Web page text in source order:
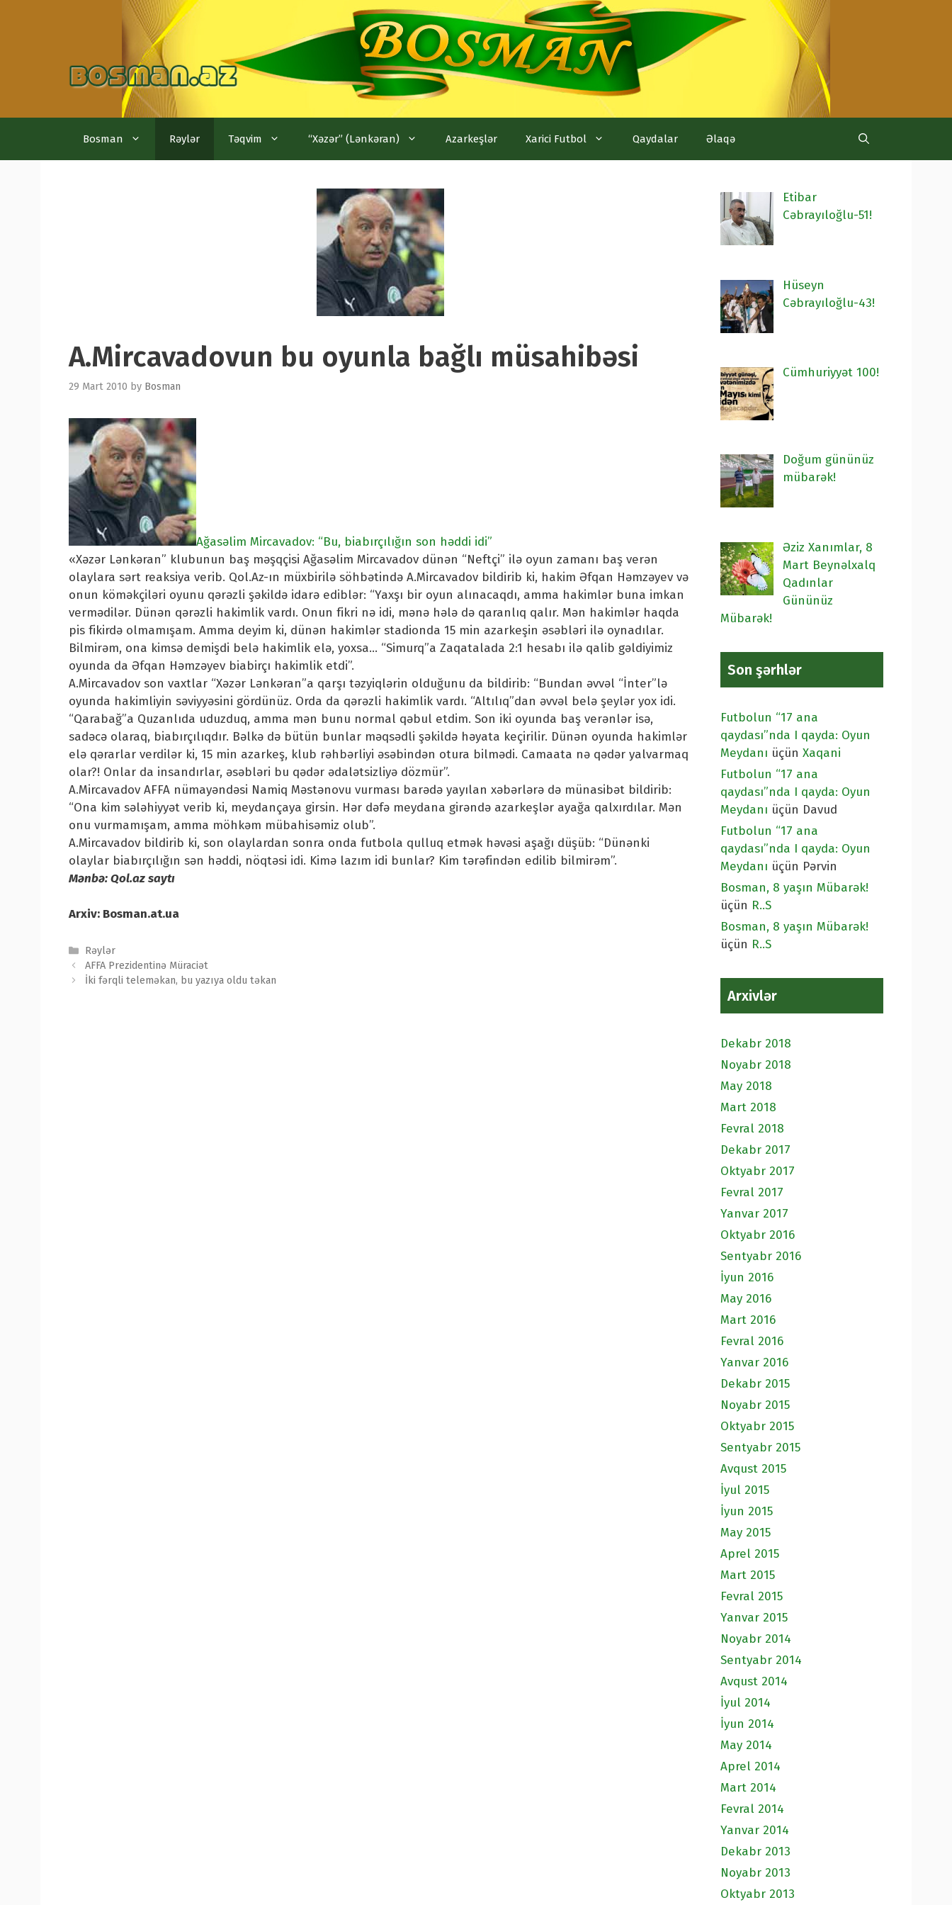
Bosman Rəylər Təqvim “Xəzər” (Lənkəran) Azarkeşlər Xarici Futbol Qaydalar Əlaqə
A.Mircavadovun bu oyunla bağlı müsahibəsi
29 Mart 2010 by Bosman
Ağasəlim Mircavadov: “Bu, biabırçılığın son həddi idi”
«Xəzər Lənkəran” klubunun baş məşqçisi Ağasəlim Mircavadov dünən “Neftçi” ilə oyun zamanı baş verən
olaylara sərt reaksiya verib. Qol.Az-ın müxbirilə söhbətində A.Mircavadov bildirib ki, hakim Əfqan Həmzəyev və
onun köməkçiləri oyunu qərəzli şəkildə idarə ediblər: “Yaxşı bir oyun alınacaqdı, amma hakimlər buna imkan
vermədilər. Dünən qərəzli hakimlik vardı. Onun fikri nə idi, mənə hələ də qaranlıq qalır. Mən hakimlər haqda
pis fikirdə olmamışam. Amma deyim ki, dünən hakimlər stadionda 15 min azarkeşin əsəbləri ilə oynadılar.
Bilmirəm, ona kimsə demişdi belə hakimlik elə, yoxsa… “Simurq”a Zaqatalada 2:1 hesabı ilə qalib gəldiyimiz
oyunda da Əfqan Həmzəyev biabirçı hakimlik etdi”.
A.Mircavadov son vaxtlar “Xəzər Lənkəran”a qarşı təzyiqlərin olduğunu da bildirib: “Bundan əvvəl “İnter”lə
oyunda hakimliyin səviyyəsini gördünüz. Orda da qərəzli hakimlik vardı. “Altılıq”dan əvvəl belə şeylər yox idi.
“Qarabağ”a Quzanlıda uduzduq, amma mən bunu normal qəbul etdim. Son iki oyunda baş verənlər isə,
sadəcə olaraq, biabırçılıqdır. Bəlkə də bütün bunlar məqsədli şəkildə həyata keçirilir. Dünən oyunda hakimlər
elə qərarlar verdilər ki, 15 min azarkeş, klub rəhbərliyi əsəbindən otura bilmədi. Camaata nə qədər yalvarmaq
olar?! Onlar da insandırlar, əsəbləri bu qədər ədalətsizliyə dözmür”.
A.Mircavadov AFFA nümayəndəsi Namiq Məstənovu vurması barədə yayılan xəbərlərə də münasibət bildirib:
“Ona kim sələhiyyət verib ki, meydançaya girsin. Hər dəfə meydana girəndə azarkeşlər ayağa qalxırdılar. Mən
onu vurmamışam, amma möhkəm mübahisəmiz olub”.
A.Mircavadov bildirib ki, son olaylardan sonra onda futbola qulluq etmək həvəsi aşağı düşüb: “Dünənki
olaylar biabırçılığın sən həddi, nöqtəsi idi. Kimə lazım idi bunlar? Kim tərəfindən edilib bilmirəm”.
Mənbə: Qol.az saytı
Arxiv: Bosman.at.ua
Categories
Rəylər
Post
navigation
AFFA Prezidentinə Müraciət
İki fərqli teleməkan, bu yazıya oldu təkan
Etibar
Cəbrayıloğlu-51!
Hüseyn
Cəbrayıloğlu-43!
Cümhuriyyət 100!
Doğum gününüz
mübarək!
Əziz Xanımlar, 8
Mart Beynəlxalq
Qadınlar
Gününüz
Mübarək!
Son şərhlər
Futbolun “17 ana
qaydası”nda I qayda: Oyun
Meydanı üçün Xaqani
Futbolun “17 ana
qaydası”nda I qayda: Oyun
Meydanı üçün Davud
Futbolun “17 ana
qaydası”nda I qayda: Oyun
Meydanı üçün Pərvin
Bosman, 8 yaşın Mübarək!
üçün R..S
Bosman, 8 yaşın Mübarək!
üçün R..S
Arxivlər
Dekabr 2018
Noyabr 2018
May 2018
Mart 2018
Fevral 2018
Dekabr 2017
Oktyabr 2017
Fevral 2017
Yanvar 2017
Oktyabr 2016
Sentyabr 2016
İyun 2016
May 2016
Mart 2016
Fevral 2016
Yanvar 2016
Dekabr 2015
Noyabr 2015
Oktyabr 2015
Sentyabr 2015
Avqust 2015
İyul 2015
İyun 2015
May 2015
Aprel 2015
Mart 2015
Fevral 2015
Yanvar 2015
Noyabr 2014
Sentyabr 2014
Avqust 2014
İyul 2014
İyun 2014
May 2014
Aprel 2014
Mart 2014
Fevral 2014
Yanvar 2014
Dekabr 2013
Noyabr 2013
Oktyabr 2013